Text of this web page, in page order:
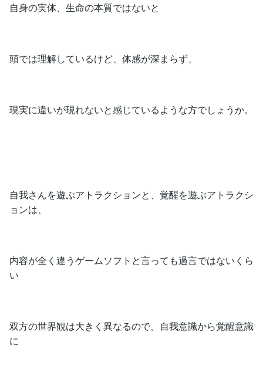
自身の実体、生命の本質ではないと
頭では理解しているけど、体感が深まらず、
現実に違いが現れないと感じているような方でしょうか。
自我さんを遊ぶアトラクションと、覚醒を遊ぶアトラクシ
ョンは、
内容が全く違うゲームソフトと言っても過言ではないくら
い
双方の世界観は大きく異なるので、自我意識から覚醒意識
に